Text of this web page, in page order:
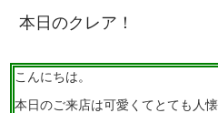
本日のクレア！
こんにちは。
本日のご来店は可愛くてとても人